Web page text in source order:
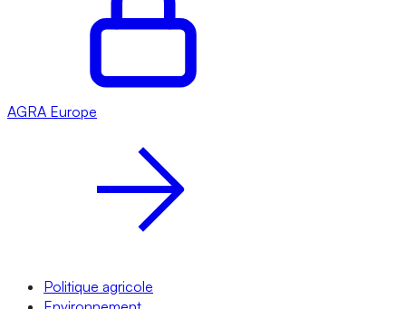
AGRA Europe
Politique agricole